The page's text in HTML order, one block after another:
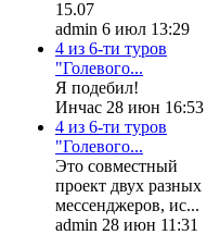
15.07
admin 6 июл 13:29
4 из 6-ти туров
"Голевого...
Я подебил!
Инчас 28 июн 16:53
4 из 6-ти туров
"Голевого...
Это совместный
проект двух разных
мессенджеров, ис...
admin 28 июн 11:31